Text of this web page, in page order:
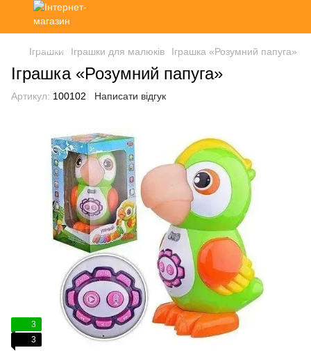
Іграшки Іграшки для малюків Іграшка «Розумний папуга»
Іграшка «Розумний папуга»
Артикул: 100102 Написати відгук
3
3